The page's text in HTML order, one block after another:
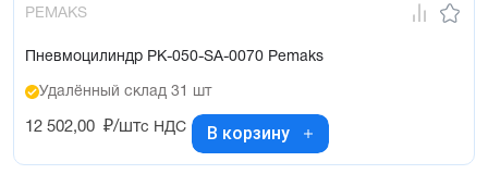
PEMAKS
Пневмоцилиндр PK-050-SA-0070 Pemaks
Удалённый склад 31 шт
12 502,00 ₽/штс НДС В корзину